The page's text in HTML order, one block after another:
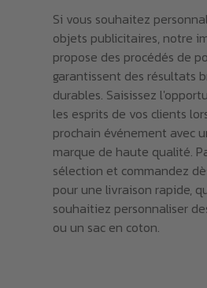
Si vous souhaitez
objets publicitaires, notre
propose des procédés de
garantissent des résultats
durables. Saisissez
les esprits de vos clients
prochain événement avec
marque de haute qualité.
sélection et commandez
pour une livraison rapide,
souhaitiez personnaliser
ou un sac en coton.